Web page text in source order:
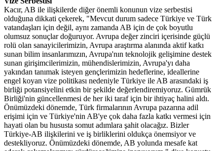
Kacır, AB ile ilişkilerde diğer önemli konunun vize serbestisi
olduğuna dikkati çekerek, "Mevcut durum sadece Türkiye ve Türk
vatandaşları için değil, aynı zamanda AB için de çok boyutlu
olumsuz sonuçlar doğuruyor. Avrupa değer zinciri içerisinde güçlü
rolü olan sanayicilerimizin, Avrupa araştırma alanında aktif katkı
sunan bilim insanlarımızın, Avrupa'nın teknolojik gelişimine destek
sunan girişimcilerimizin, mühendislerimizin, Avrupa'yı daha
yakından tanımak isteyen gençlerimizin hedeflerine, ideallerine
engel koyan vize politikası nedeniyle Türkiye ile AB arasındaki iş
birliği potansiyelini etkin bir şekilde değerlendiremiyoruz. Gümrük
Birliği'nin güncellenmesi de her iki taraf için bir ihtiyaç halini aldı.
Önümüzdeki dönemde, Türk firmalarının Avrupa pazarına adil
erişimi için ve Türkiye'nin AB'ye çok daha fazla katkı vermesi için
hayati olan bu hususta somut adımlara şahit olacağız. Bizler
Türkiye-AB ilişkilerini ve iş birliklerini oldukça önemsiyor ve
destekliyoruz. Önümüzdeki dönemde, AB yolunda mesafe kat